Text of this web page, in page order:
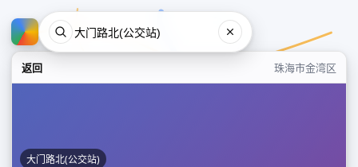
返回 珠海市金湾区
大门路北(公交站)